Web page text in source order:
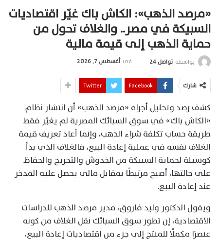
«مرصد الذهب»: الكاش باك غيّر اقتصاديات
السبيكة في مصر.. والغلاف تحول من
حماية الذهب إلى قيمة مالية
بواسطة تواصل 24 في أغسطس 7, 2026
شارك Facebook
Twitter
كشف رصد وتحليل أجراه «مرصد الذهب» أن انتشار نظام
«الكاش باك» في سوق السبائك المصرية لم يغيّر فقط
طريقة حساب تكلفة شراء الذهب، وإنما أعاد تعريف قيمة
الغلاف نفسه في عملية إعادة البيع، فالغلاف الذي بدأ
كوسيلة لحماية السبيكة من الخدوش والتجريح والحفاظ
على حالتها، أصبح مرتبطًا بمقابل مالي يحصل عليه المدخر
عند إعادة البيع.
ويقول الدكتور وليد فاروق، مدير مرصد الذهب للدراسات
الاقتصادية، إن تطور سوق السبائك نقل الغلاف من كونه
عنصرًا مكملًا للمنتج إلى جزء من اقتصاديات إعادة البيع،